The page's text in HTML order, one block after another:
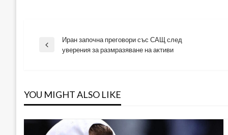
Навигация
Previous
Иран започна преговори със САЩ след
уверения за размразяване на активи
YOU MIGHT ALSO LIKE